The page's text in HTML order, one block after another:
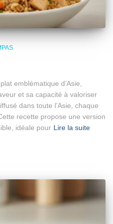
emblématique d’Asie,
et sa capacité à valoriser
dans toute l’Asie, chaque
recette propose une version
idéale pour Lire la suite